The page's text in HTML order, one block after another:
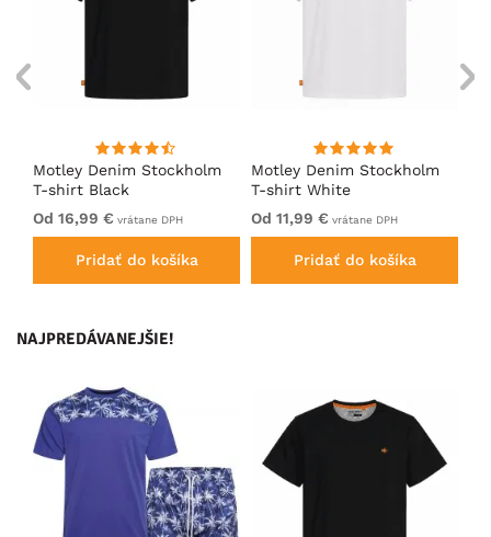
Motley Denim Stockholm
T-shirt Black
Od 16,99 € vrátane DPH
Pridať do košíka
Motley Denim Stockholm
T-shirt White
Od 11,99 € vrátane DPH
Pridať do košíka
NAJPREDÁVANEJŠIE!